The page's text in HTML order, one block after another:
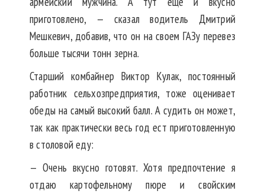
приготовлено, — сказал водитель Дмитрий
Мешкевич, добавив, что он на своем ГАЗу перевез
больше тысячи тонн зерна.
Старший комбайнер Виктор Кулак, постоянный
работник сельхозпредприятия, тоже оценивает
обеды на самый высокий балл. А судить он может,
так как практически весь год ест приготовленную
в столовой еду:
— Очень вкусно готовят. Хотя предпочтение я
отдаю картофельному пюре и свойским